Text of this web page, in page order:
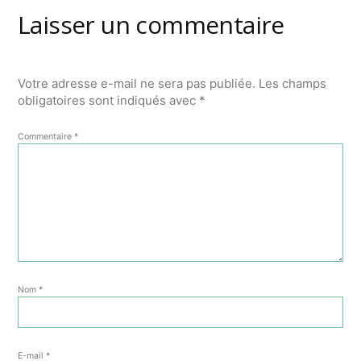
Laisser un commentaire
Votre adresse e-mail ne sera pas publiée. Les champs
obligatoires sont indiqués avec *
Commentaire *
Nom *
E-mail *